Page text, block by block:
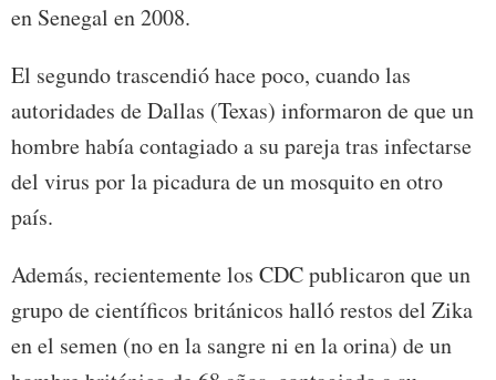
en Senegal en 2008.
El segundo trascendió hace poco, cuando las
autoridades de Dallas (Texas) informaron de que un
hombre había contagiado a su pareja tras infectarse
del virus por la picadura de un mosquito en otro
país.
Además, recientemente los CDC publicaron que un
grupo de científicos británicos halló restos del Zika
en el semen (no en la sangre ni en la orina) de un